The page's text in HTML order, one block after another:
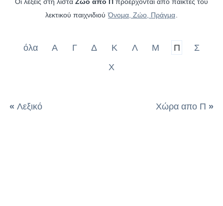
λεκτικού παιχνιδιού Όνομα, Ζώο, Πράγμα
όλα Α Γ Δ Κ Λ Μ Π
Σ
Χ
« Λεξικό Χώρα απο Π »